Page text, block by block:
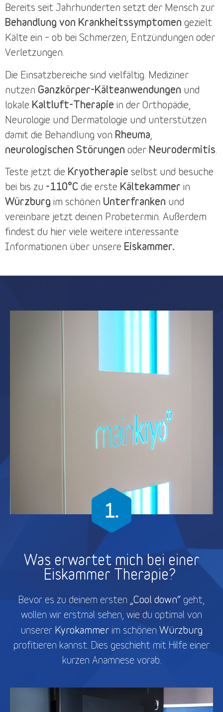
Bereits seit Jahrhunderten setzt der Mensch zur
Behandlung von Krankheitssymptomen gezielt
Kälte ein – ob bei Schmerzen, Entzündungen oder
Verletzungen.
Die Einsatzbereiche sind vielfältig. Mediziner
nutzen Ganzkörper-Kälteanwendungen und
lokale Kaltluft-Therapie in der Orthopädie,
Neurologie und Dermatologie und unterstützen
damit die Behandlung von Rheuma
neurologischen Störungen oder Neurodermitis
Teste jetzt die Kryotherapie selbst und besuche
bei bis zu -110°C die erste Kältekammer in
Würzburg im schönen Unterfranken und
vereinbare jetzt deinen Probetermin . Außerdem
findest du hier viele weitere interessante
Informationen über unsere Eiskammer.
Was erwartet mich bei einer
Eiskammer Therapie?
Bevor es zu deinem ersten „Cool down“ geht,
wollen wir erstmal sehen, wie du optimal von
unserer Kyrokammerim schönen Würzburg
profitieren kannst. Dies geschieht mit Hilfe einer
kurzen Anamnese vorab.